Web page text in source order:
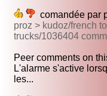
comandée par
proz > kudoz/french
trucks/1036404
Peer comments on
L'alarme s'active
les...